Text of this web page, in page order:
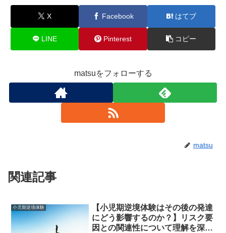
X Facebook はてブ
LINE Pinterest コピー
matsuをフォローする
matsu
関連記事
小児期逆境体験
【小児期逆境体験はその後の発達
にどう影響するのか？】リスク要
因との関連性について理解を深め